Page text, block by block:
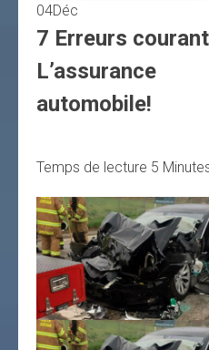
04Déc
7 Erreurs
L’assurance
automobile!
Temps de lecture 5